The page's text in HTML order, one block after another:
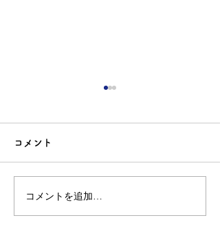
ゆうゆう和田館 2026年
コメント
コメントを追加…